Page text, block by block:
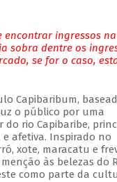
encontrar ingressos na
sobra dentre os
se for o caso,
Capibaribum,
o público por uma
rio Capibaribe,
afetiva. Inspirado no
xote, maracatu e
às belezas do
como parte da